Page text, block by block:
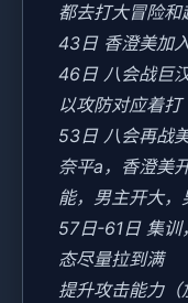
都去打大冒险和
43日 香澄美加
46日 八会战巨
以攻防对应着打
53日 八会再战
奈平a，香澄美
能，男主开大
57日-61日 集训
态尽量拉到满
提升攻击能力